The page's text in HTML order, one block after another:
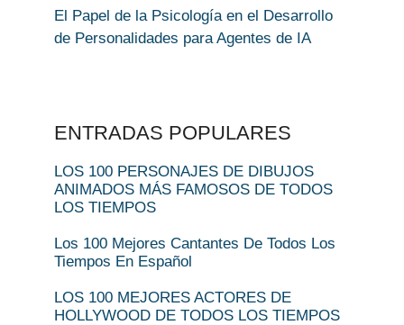
El Papel de la Psicología en el Desarrollo
de Personalidades para Agentes de IA
ENTRADAS POPULARES
LOS 100 PERSONAJES DE DIBUJOS
ANIMADOS MÁS FAMOSOS DE TODOS
LOS TIEMPOS
Los 100 Mejores Cantantes De Todos Los
Tiempos En Español
LOS 100 MEJORES ACTORES DE
HOLLYWOOD DE TODOS LOS TIEMPOS